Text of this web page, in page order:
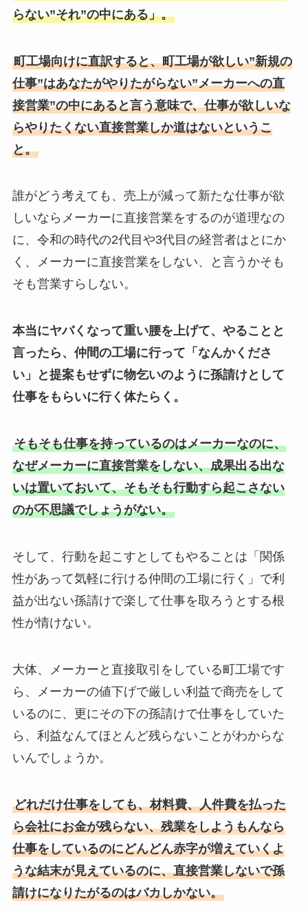
らない”それ”の中にある」。
町工場向けに直訳すると、町工場が欲しい”新規の
仕事”はあなたがやりたがらない”メーカーへの直
接営業”の中にあると言う意味で、仕事が欲しいな
らやりたくない直接営業しか道はないというこ
と。
誰がどう考えても、売上が減って新たな仕事が欲
しいならメーカーに直接営業をするのが道理なの
に、令和の時代の2代目や3代目の経営者はとにか
く、メーカーに直接営業をしない、と言うかそも
そも営業すらしない。
本当にヤバくなって重い腰を上げて、やることと
言ったら、仲間の工場に行って「なんかくださ
い」と提案もせずに物乞いのように孫請けとして
仕事をもらいに行く体たらく。
そもそも仕事を持っているのはメーカーなのに、
なぜメーカーに直接営業をしない、成果出る出な
いは置いておいて、そもそも行動すら起こさない
のが不思議でしょうがない。
そして、行動を起こすとしてもやることは「関係
性があって気軽に行ける仲間の工場に行く」で利
益が出ない孫請けで楽して仕事を取ろうとする根
性が情けない。
大体、メーカーと直接取引をしている町工場です
ら、メーカーの値下げで厳しい利益で商売をして
いるのに、更にその下の孫請けで仕事をしていた
ら、利益なんてほとんど残らないことがわからな
いんでしょうか。
どれだけ仕事をしても、材料費、人件費を払った
ら会社にお金が残らない、残業をしようもんなら
仕事をしているのにどんどん赤字が増えていくよ
うな結末が見えているのに、直接営業しないで孫
請けになりたがるのはバカしかない。